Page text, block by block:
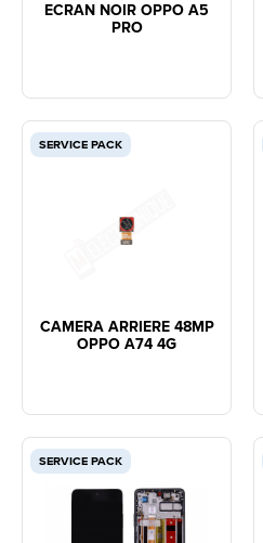
ECRAN NOIR OPPO A5
PRO
SERVICE PACK
CAMERA ARRIERE 48MP
OPPO A74 4G
SERVICE PACK